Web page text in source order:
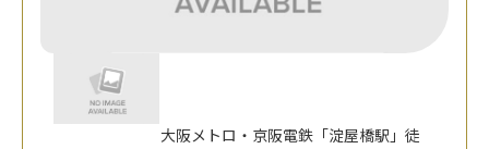
大阪メトロ・京阪電鉄「淀屋橋駅」徒